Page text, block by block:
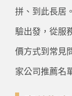
拼、到此長居
驗出發，從服
價方式到常見
家公司推薦名